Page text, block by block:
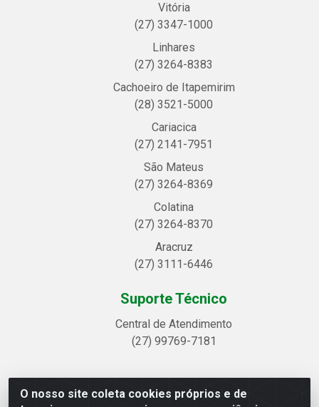
O nosso site coleta cookies próprios e de
Vitória
(27) 3347-1000
Linhares
(27) 3264-8383
Cachoeiro de Itapemirim
(28) 3521-5000
Cariacica
(27) 2141-7951
São Mateus
(27) 3264-8369
Colatina
(27) 3264-8370
Aracruz
(27) 3111-6446
Suporte Técnico
Central de Atendimento
(27) 99769-7181
Linhavix Distribuidora LTDA - Avenida Alegre, 2521 -